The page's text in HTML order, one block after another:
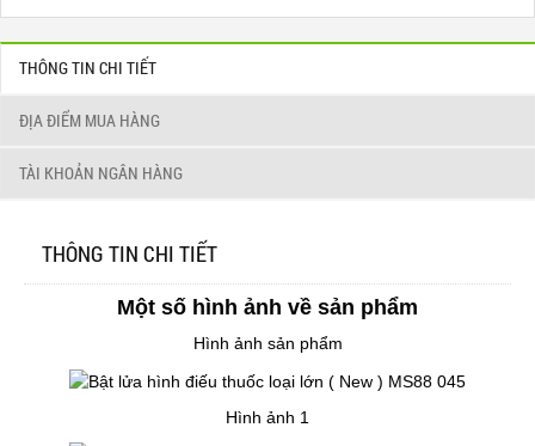
THÔNG TIN CHI TIẾT
ĐỊA ĐIỂM MUA HÀNG
TÀI KHOẢN NGÂN HÀNG
THÔNG TIN CHI TIẾT
Một số hình ảnh về sản phẩm
Hình ảnh sản phẩm
Hình ảnh 1